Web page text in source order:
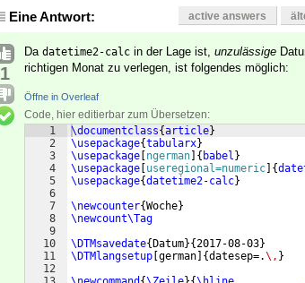
Eine Antwort: active answers
1
Da datetime2-calc in der Lage ist, unzulässige
richtigen Monat zu verlegen, ist folgendes möglich:
Öffne in Overleaf
Code, hier editierbar zum Übersetzen:
1
2
3
4
5
6
7
8
9
10
11
12
\documentclass{article}
\usepackage{tabularx}
\usepackage ngerman { babel }
\usepackage useregional=numeric {
\usepackage{datetime2-calc}
\newcounter{Woche}
\newcount\Tag
\DTMsavedate{ Datum}{2017-08-03}
\DTMlangsetup german {datesep=.\, }